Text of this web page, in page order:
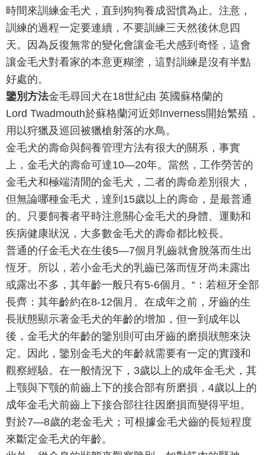
時間來訓練金毛犬，直到狗狗養成習慣為止。注意，
訓練的過程一定要連續，不要訓練三天然後休息四
天。因為反復無常的變化會讓金毛犬感到奇怪，這會
讓金毛犬對看家的本意更糊塗，這對訓練是沒有半點
好處的。
鑒別方法金毛尋回犬在18世紀由 英國蘇格蘭的
Lord Twadmouth於蘇格蘭河近郊Inverness開始繁殖，
用以狩獵及巡回被獵槍射落的水鳥。
金毛犬的壽命與飼養管理方法有很大的關系，事實
上，金毛犬的壽命可達10—20年。當然，工作勞苦的
金毛犬和極端清閒的金毛犬，二者的壽命差別很大，
但無論哪種金毛犬，達到15歲以上的壽命，是最普通
的。只要飼養者平時注意關心金毛犬的身體、運動和
疾病健康狀況，大多數金毛犬的壽命都比較長。
普通的仔金毛犬在生後5—7個月乳齒就會脫落而生出
恆牙。所以，若小金毛犬的乳齒已落而恆牙尚未露出
或露出不多，其年齡一般只有5-6個月。“：若桓牙全部
長齊：其年齡約在8-12個月。在成年之前，牙齒的生
長狀態顯示著金毛犬的年齡的增加，但一到成年以
後，金毛犬的年齡的鑒別則可由牙齒的磨損狀態來決
定。因此，鑒別金毛犬的年齡就需要有一定的實踐和
觀察經驗。在一般情況下，3歲以上的成年金毛犬，其
上颚與下颚的前齒上下的接合部有所磨損，4歲以上的
成年金毛犬前齒上下接合部往往因磨損而變得平坦。
對於7—8歲的老金毛犬；可根據金毛犬齒的長短程度
來斷定金毛犬的年齡。